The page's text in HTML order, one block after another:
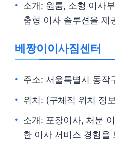
소개: 원룸, 소형 이사
춤형 이사 솔루션을 제
베짱이이사짐센터
주소: 서울특별시 동작
위치: (구체적 위치 정
소개: 포장이사, 처분
한 이사 서비스 경험을